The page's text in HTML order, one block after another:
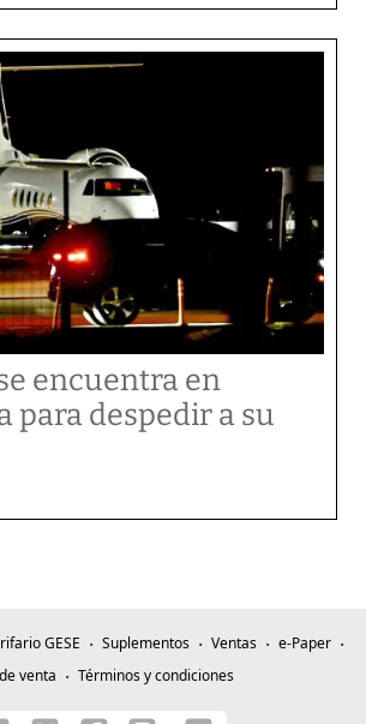
encuentra en
para despedir a su
GESE Suplementos Ventas
e-Paper
venta
Términos y condiciones